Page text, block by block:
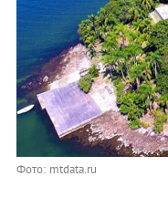
Фото: mtdata.ru